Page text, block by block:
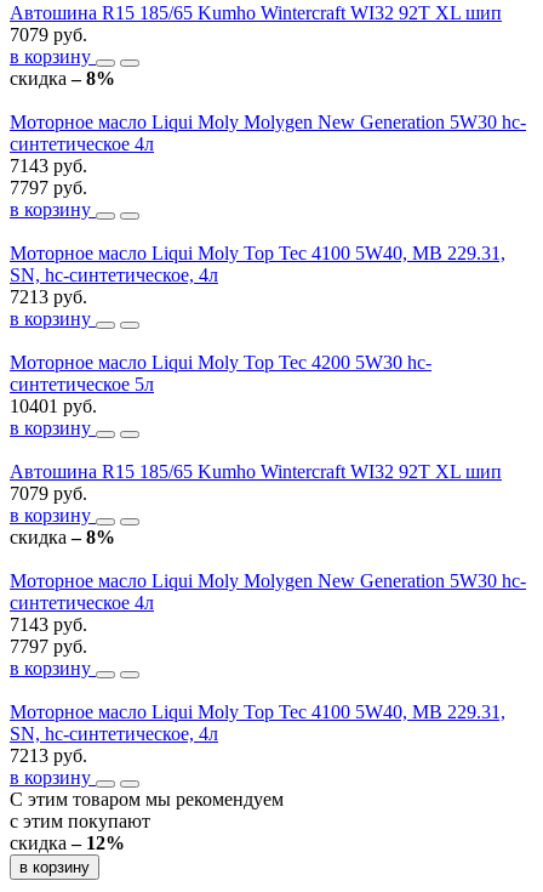
Автошина R15 185/65 Kumho Wintercraft WI32 92T XL шип
7079 руб.
в корзину
скидка– 8%
Моторное масло Liqui Moly Molygen New Generation 5W30 hc-
синтетическое 4л
7143 руб.
7797 руб.
в корзину
Моторное масло Liqui Moly Top Tec 4100 5W40, MB 229.31,
SN, hc-синтетическое, 4л
7213 руб.
в корзину
Моторное масло Liqui Moly Top Tec 4200 5W30 hc-
синтетическое 5л
10401 руб.
в корзину
Автошина R15 185/65 Kumho Wintercraft WI32 92T XL шип
7079 руб.
в корзину
скидка– 8%
Моторное масло Liqui Moly Molygen New Generation 5W30 hc-
синтетическое 4л
7143 руб.
7797 руб.
в корзину
Моторное масло Liqui Moly Top Tec 4100 5W40, MB 229.31,
SN, hc-синтетическое, 4л
7213 руб.
в корзину
С этим товаром мы рекомендуем
с этим покупают
скидка– 12%
в корзину